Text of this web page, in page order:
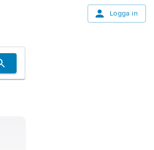
Logga in